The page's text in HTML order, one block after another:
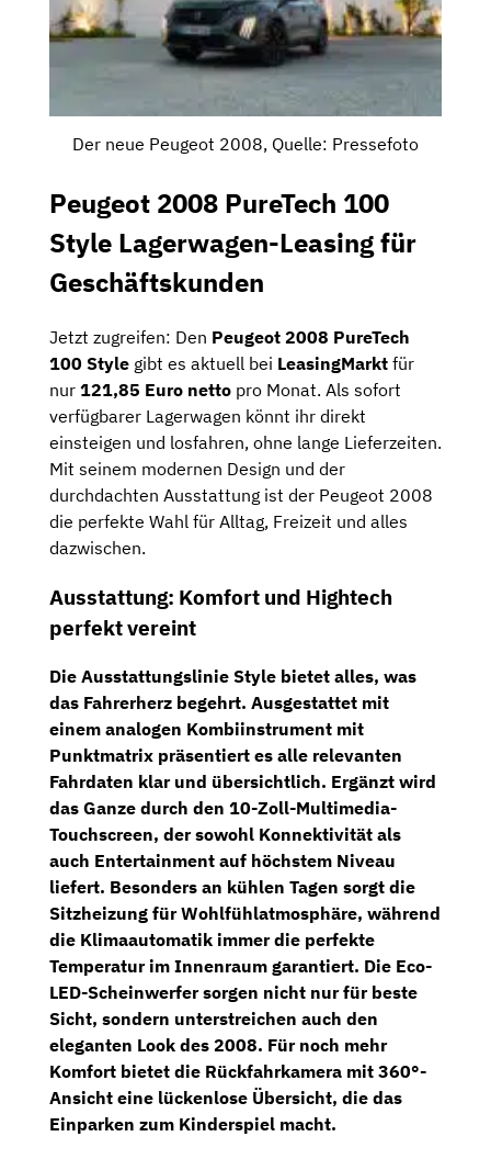
Der neue Peugeot 2008, Quelle: Pressefoto
Peugeot 2008 PureTech 100
Style Lagerwagen-Leasing für
Geschäftskunden
Jetzt zugreifen: Den Peugeot 2008 PureTech
100 Style gibt es aktuell bei LeasingMarkt für
nur 121,85 Euro netto pro Monat. Als sofort
verfügbarer Lagerwagen könnt ihr direkt
einsteigen und losfahren, ohne lange Lieferzeiten.
Mit seinem modernen Design und der
durchdachten Ausstattung ist der Peugeot 2008
die perfekte Wahl für Alltag, Freizeit und alles
dazwischen.
Ausstattung: Komfort und Hightech
perfekt vereint
Die Ausstattungslinie Style bietet alles, was
das Fahrerherz begehrt. Ausgestattet mit
einem analogen Kombiinstrument mit
Punktmatrix präsentiert es alle relevanten
Fahrdaten klar und übersichtlich. Ergänzt wird
das Ganze durch den 10-Zoll-Multimedia-
Touchscreen, der sowohl Konnektivität als
auch Entertainment auf höchstem Niveau
liefert. Besonders an kühlen Tagen sorgt die
Sitzheizung für Wohlfühlatmosphäre, während
die Klimaautomatik immer die perfekte
Temperatur im Innenraum garantiert. Die Eco-
LED-Scheinwerfersorgen nicht nur für beste
Sicht, sondern unterstreichen auch den
eleganten Look des 2008. Für noch mehr
Komfort bietet die Rückfahrkamera mit 360°-
Ansicht eine lückenlose Übersicht, die das
Einparken zum Kinderspiel macht.